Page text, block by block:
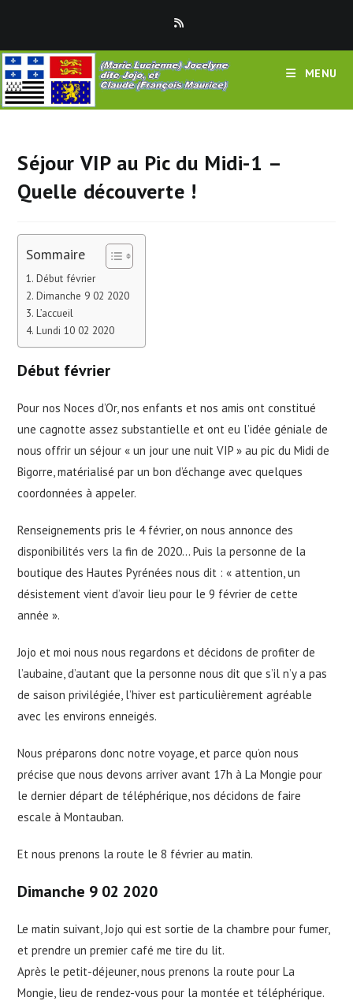
content
MENU
Séjour VIP au Pic du Midi-1 –
Quelle découverte !
Sommaire
Début février
Dimanche 9 02 2020
L’accueil
Lundi 10 02 2020
Début février
Pour nos Noces d’Or, nos enfants et nos amis ont constitué
une cagnotte assez substantielle et ont eu l’idée géniale de
nous offrir un séjour « un jour une nuit VIP » au pic du Midi de
Bigorre, matérialisé par un bon d’échange avec quelques
coordonnées à appeler.
Renseignements pris le 4 février, on nous annonce des
disponibilités vers la fin de 2020… Puis la personne de la
boutique des Hautes Pyrénées nous dit : « attention, un
désistement vient d’avoir lieu pour le 9 février de cette
année ».
Jojo et moi nous nous regardons et décidons de profiter de
l’aubaine, d’autant que la personne nous dit que s’il n’y a pas
de saison privilégiée, l’hiver est particulièrement agréable
avec les environs enneigés.
Nous préparons donc notre voyage, et parce qu’on nous
précise que nous devons arriver avant 17h à La Mongie pour
le dernier départ de téléphérique, nos décidons de faire
escale à Montauban.
Et nous prenons la route le 8 février au matin.
Dimanche 9 02 2020
Le matin suivant, Jojo qui est sortie de la chambre pour fumer,
et prendre un premier café me tire du lit.
Après le petit-déjeuner, nous prenons la route pour La
Mongie, lieu de rendez-vous pour la montée et téléphérique.